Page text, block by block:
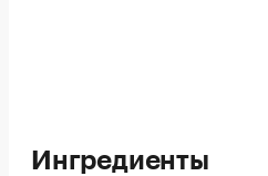
Ингредиенты